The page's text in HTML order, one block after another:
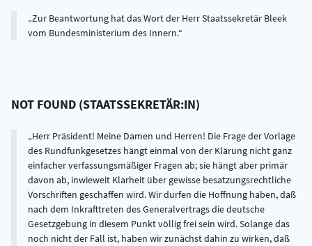
Zur Beantwortung hat das Wort der Herr Staatssekretär Bleek
vom Bundesministerium des Innern.
NOT FOUND (STAATSSEKRETÄR:IN)
Herr Präsident! Meine Damen und Herren! Die Frage der Vorlage
des Rundfunkgesetzes hängt einmal von der Klärung nicht ganz
einfacher verfassungsmäßiger Fragen ab; sie hängt aber primär
davon ab, inwieweit Klarheit über gewisse besatzungsrechtliche
Vorschriften geschaffen wird. Wir durfen die Hoffnung haben, daß
nach dem Inkrafttreten des Generalvertrags die deutsche
Gesetzgebung in diesem Punkt völlig frei sein wird. Solange das
noch nicht der Fall ist, haben wir zunächst dahin zu wirken, daß